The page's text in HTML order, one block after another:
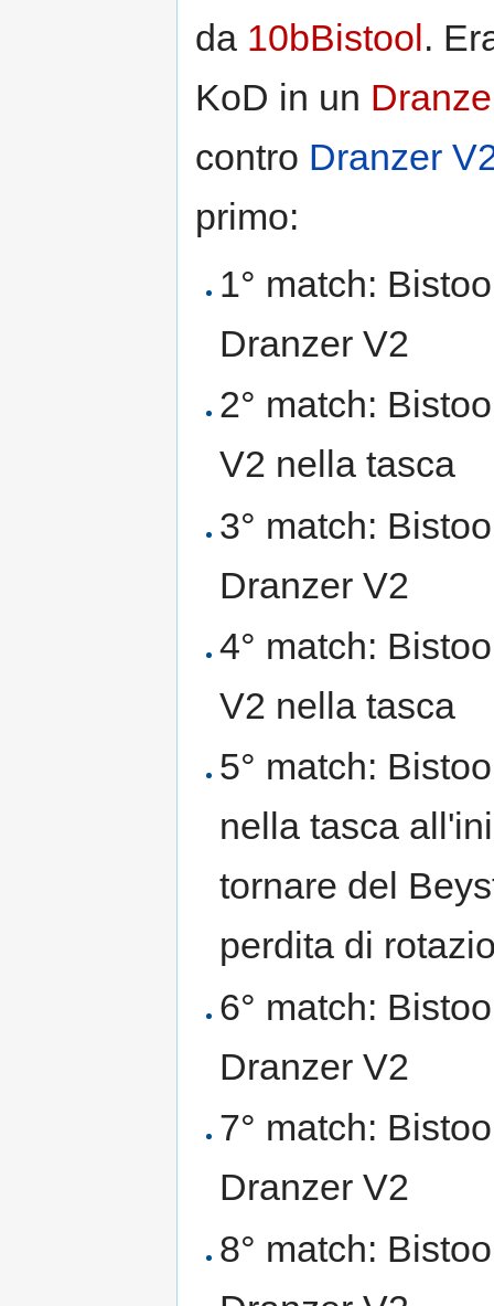
da 10bBistool.
KoD in un
contro Dranzer
primo:
1° match:
Dranzer V2
2° match:
V2 nella tasca
3° match:
Dranzer V2
4° match:
V2 nella tasca
5° match:
nella tasca
tornare del
perdita di
6° match:
Dranzer V2
7° match:
Dranzer V2
8° match: